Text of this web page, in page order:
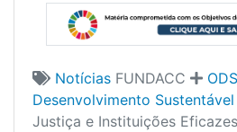
Notícias FUNDACC
Desenvolvimento Sustentável
Justiça e Instituições Eficazes